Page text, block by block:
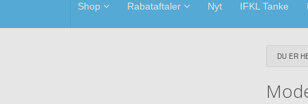
Shop Rabataftaler Nyt IFKL Tanke
DU ER